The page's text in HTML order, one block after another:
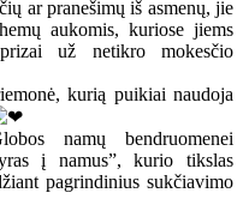
ar pranešimų iš asmenų, jie
aukomis, kuriose jiems
už netikro mokesčio
kurią puikiai naudoja
namų bendruomenei
į namus”, kurio tikslas
pagrindinius sukčiavimo